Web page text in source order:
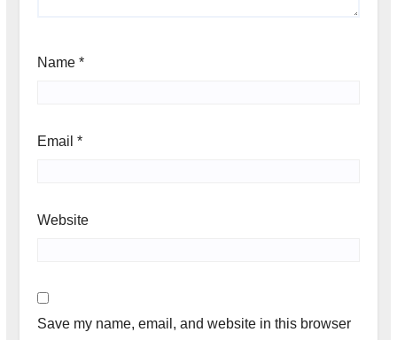
Name *
Email *
Website
Save my name, email, and website in this browser